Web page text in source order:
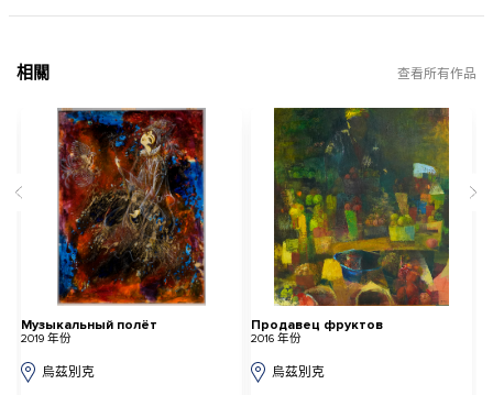
相關 查看所有作品
Музыкальный полёт
2019 年份
烏茲別克
Продавец фруктов
2016 年份
烏茲別克